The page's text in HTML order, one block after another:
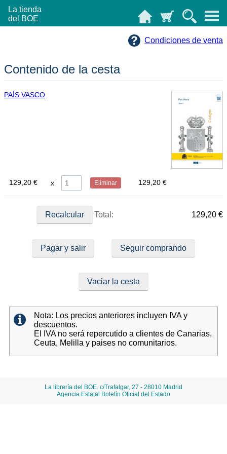
La tienda
del BOE
Condiciones de venta
Contenido de la cesta
PAÍS VASCO
129,20 € Eliminar 129,20 €
Total: 129,20 €
Pagar y salir Seguir comprando
Vaciar la cesta
Nota: Los precios anteriores incluyen IVA y
descuentos.
El IVA no será repercutido a clientes de Canarias,
Ceuta, Melilla y paises no comunitarios.
La librería del BOE. c/Trafalgar, 27 - 28010 Madrid
Agencia Estatal Boletín Oficial del Estado